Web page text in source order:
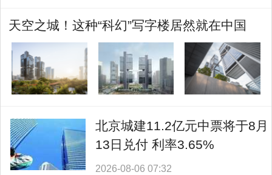
天空之城！这种“科幻”写字楼居然就在中国
北京城建11.2亿元中票将于8月
13日兑付 利率3.65%
2026-08-06 07:32